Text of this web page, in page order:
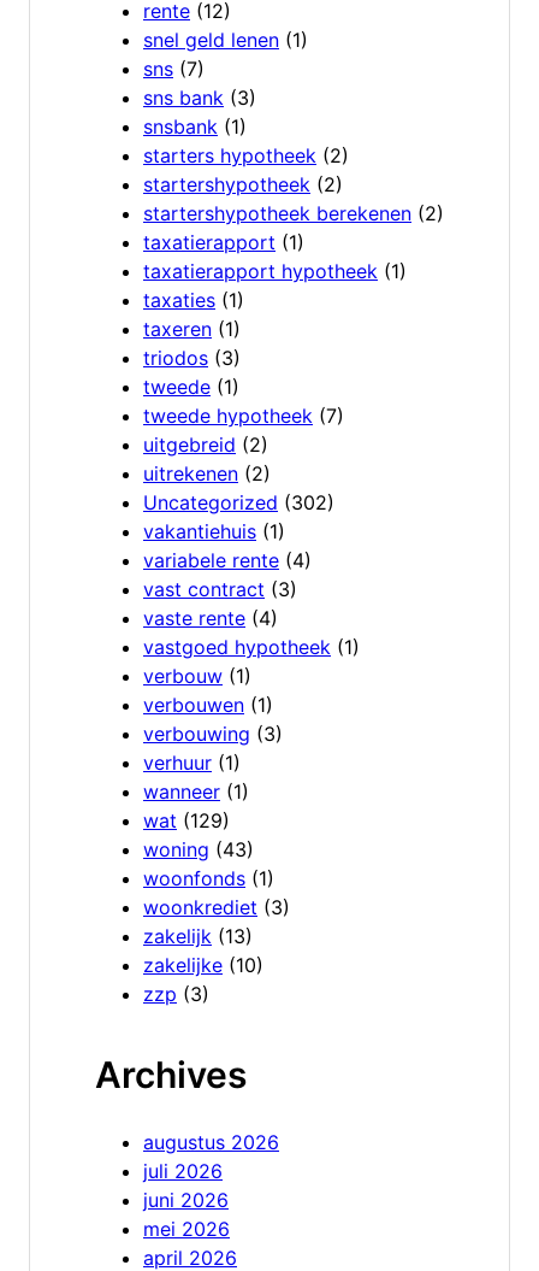
rente (12)
snel geld lenen (1)
sns (7)
sns bank (3)
snsbank (1)
starters hypotheek (2)
startershypotheek (2)
startershypotheek berekenen (2)
taxatierapport (1)
taxatierapport hypotheek (1)
taxaties (1)
taxeren (1)
triodos (3)
tweede (1)
tweede hypotheek (7)
uitgebreid (2)
uitrekenen (2)
Uncategorized (302)
vakantiehuis (1)
variabele rente (4)
vast contract (3)
vaste rente (4)
vastgoed hypotheek (1)
verbouw (1)
verbouwen (1)
verbouwing (3)
verhuur (1)
wanneer (1)
wat (129)
woning (43)
woonfonds (1)
woonkrediet (3)
zakelijk (13)
zakelijke (10)
zzp (3)
Archives
augustus 2026
juli 2026
juni 2026
mei 2026
april 2026